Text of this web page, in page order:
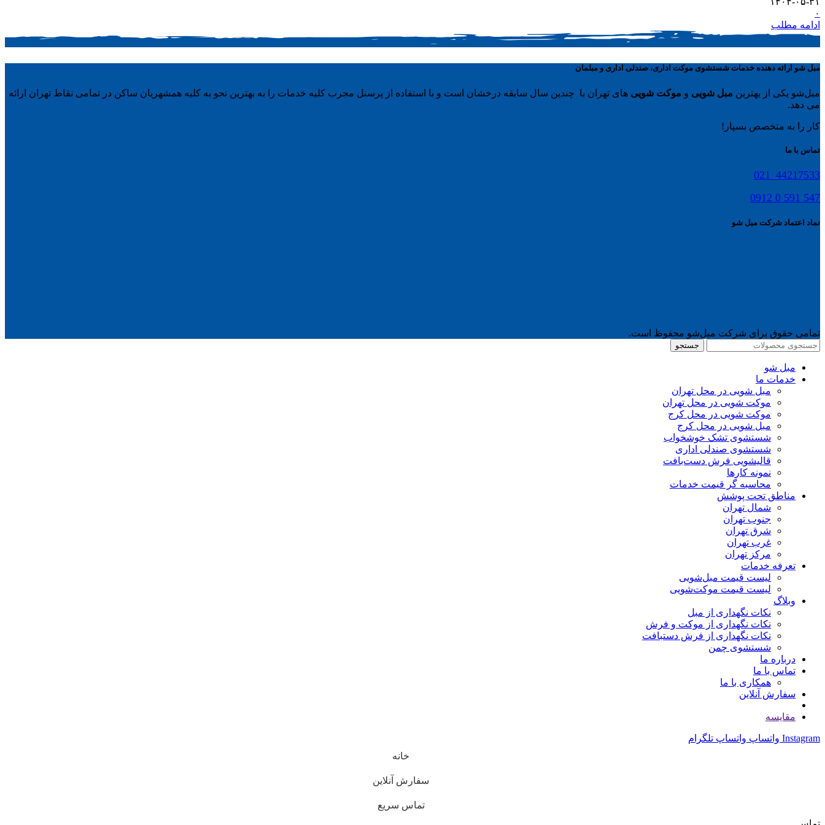
۰
ادامه مطلب
مبل شو ارائه دهنده خدمات شستشوی موکت اداری، صندلی اداری و مبلمان
مبل‌شو یکی از بهترین مبل شویی و موکت شویی های تهران با چندین سال سابقه درخشان است و با استفاده از پرسنل مجرب کلیه خدمات را به بهترین نحو به کلیه همشهریان ساکن در تمامی نقاط تهران ارائه
می دهد.
کار را به متخصص بسپار!
تماس با ما
44217533_021
547 591 0 0912
نماد اعتماد شرکت مبل شو
تمامی حقوق برای شرکت مبل‌شو محفوظ است.
جستجو
مبل شو
خدمات ما
مبل شویی در محل تهران
موکت شویی در محل تهران
موکت شویی در محل کرج
مبل شویی در محل کرج
شستشوی تشک خوشخواب
شستشوی صندلی اداری
قالیشویی فرش دست‌بافت
نمونه کارها
محاسبه گر قیمت خدمات
مناطق تحت پوشش
شمال تهران
جنوب تهران
شرق تهران
غرب تهران
مرکز تهران
تعرفه خدمات
لیست قیمت مبل‌شویی
لیست قیمت موکت‌شویی
وبلاگ
نکات نگهداری از مبل
نکات نگهداری از موکت و فرش
نکات نگهداری از فرش دستبافت
شستشوی چمن
درباره ما
تماس با ما
همکاری با ما
سفارش آنلاین
مقایسه
Instagram واتساپ واتساپ تلگرام
خانه
سفارش آنلاین
تماس سریع